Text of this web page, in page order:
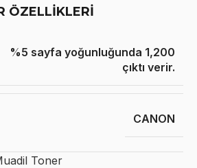
ÖZELLİKLERİ
%5 sayfa yoğunluğunda 1,200
çıktı verir.
CANON
Toner